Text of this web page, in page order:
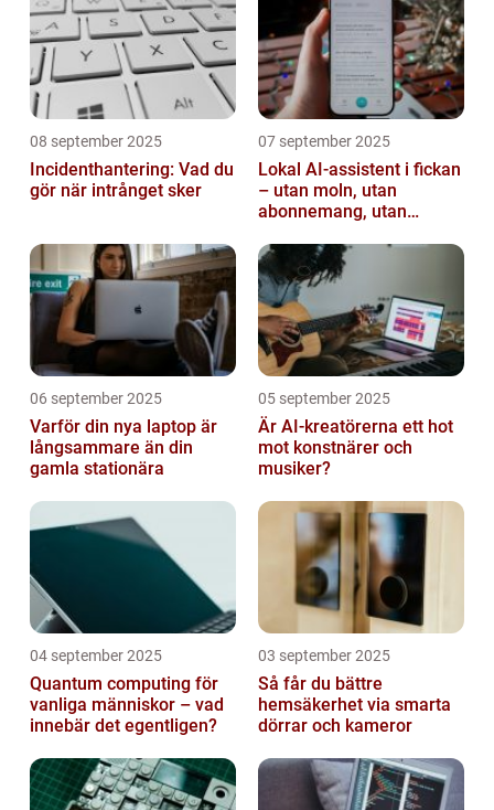
08 september 2025
Incidenthantering: Vad du
gör när intrånget sker
07 september 2025
Lokal AI-assistent i fickan
– utan moln, utan
abonnemang, utan
06 september 2025
Varför din nya laptop är
långsammare än din
gamla stationära
05 september 2025
Är AI-kreatörerna ett hot
mot konstnärer och
musiker?
04 september 2025
Quantum computing för
vanliga människor – vad
innebär det egentligen?
03 september 2025
Så får du bättre
hemsäkerhet via smarta
dörrar och kameror